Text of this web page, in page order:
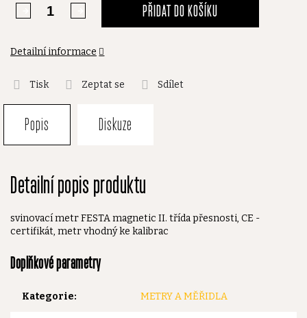
PŘIDAT DO KOŠÍKU
Detailní informace
Tisk Zeptat se Sdílet
Popis Diskuze
Detailní popis produktu
svinovací metr FESTA magnetic II. třída přesnosti, CE -
certifikát, metr vhodný ke kalibrac
Doplňkové parametry
Kategorie: METRY A MĚŘIDLA